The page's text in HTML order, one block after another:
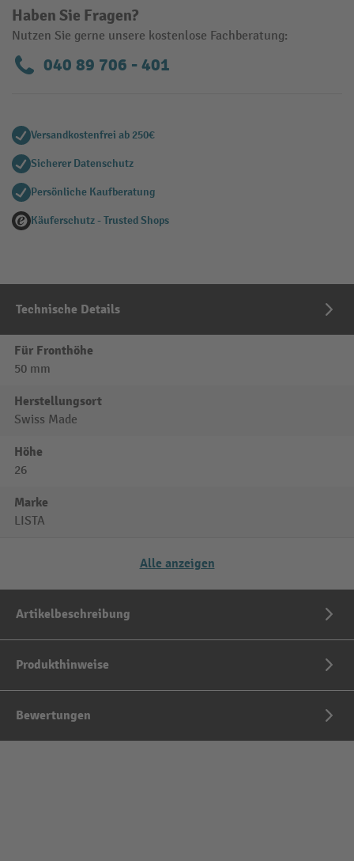
Haben Sie Fragen?
Nutzen Sie gerne unsere kostenlose Fachberatung:
040 89 706 - 401
Versandkostenfrei ab 250€
Sicherer Datenschutz
Persönliche Kaufberatung
Käuferschutz - Trusted Shops
Technische Details
Für Fronthöhe
50 mm
Herstellungsort
Swiss Made
Höhe
26
Marke
LISTA
Alle anzeigen
Artikelbeschreibung
Produkthinweise
Bewertungen